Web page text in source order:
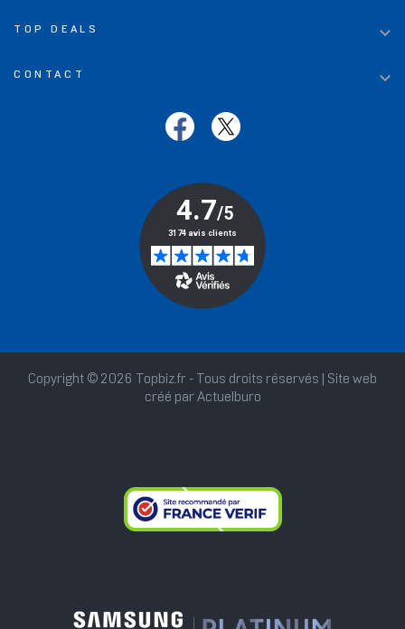
TOP DEALS 
CONTACT 
Copyright © 2026 Topbiz.fr - Tous droits réservés | Site web
créé par Actuelburo